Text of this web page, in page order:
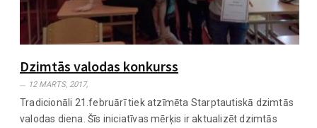
Dzimtās valodas konkurss
12 MARTS, 2017,
Tradicionāli 21.februārī tiek atzīmēta Starptautiskā dzimtās
valodas diena. Šīs iniciatīvas mērķis ir aktualizēt dzimtās